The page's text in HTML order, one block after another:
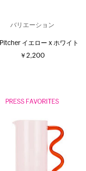
バリエーション
イエロー x ホワイト
￥2,200